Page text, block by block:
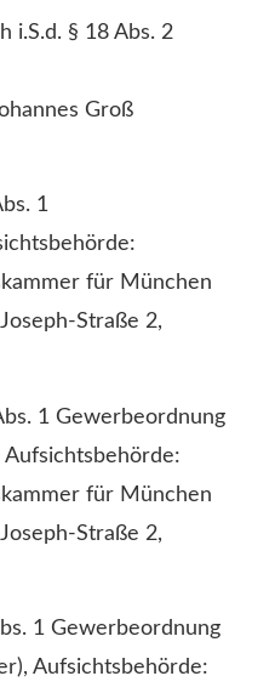
i.S.d. § 18 Abs. 2
Groß
1
für München
Straße 2,
1 Gewerbeordnung
Aufsichtsbehörde:
für München
Straße 2,
1 Gewerbeordnung
Aufsichtsbehörde: